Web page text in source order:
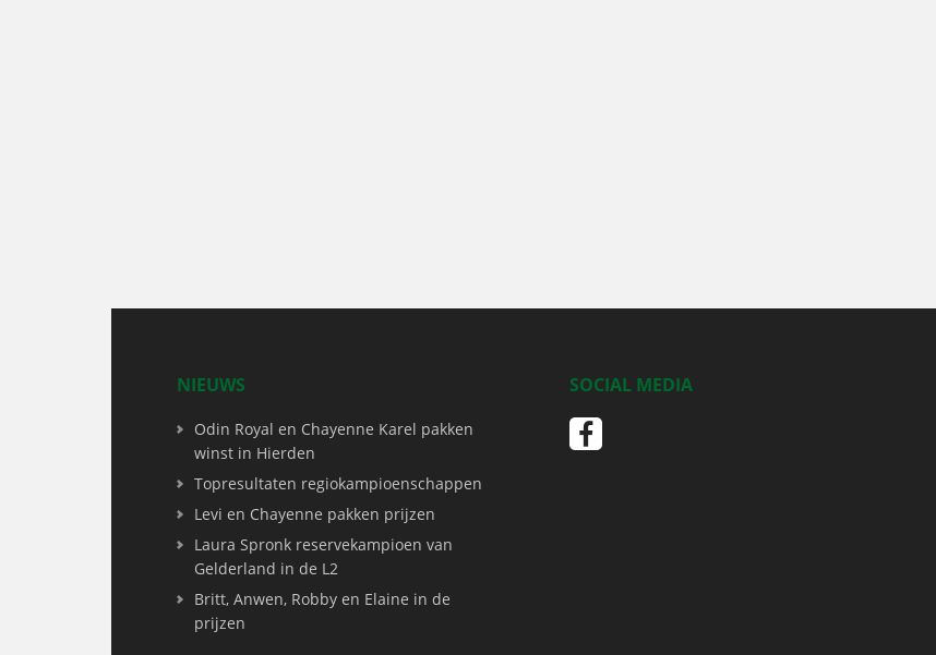
NIEUWS
Odin Royal en Chayenne Karel pakken
winst in Hierden
Topresultaten regiokampioenschappen
Levi en Chayenne pakken prijzen
Laura Spronk reservekampioen van
Gelderland in de L2
Britt, Anwen, Robby en Elaine in de
prijzen
SOCIAL MEDIA